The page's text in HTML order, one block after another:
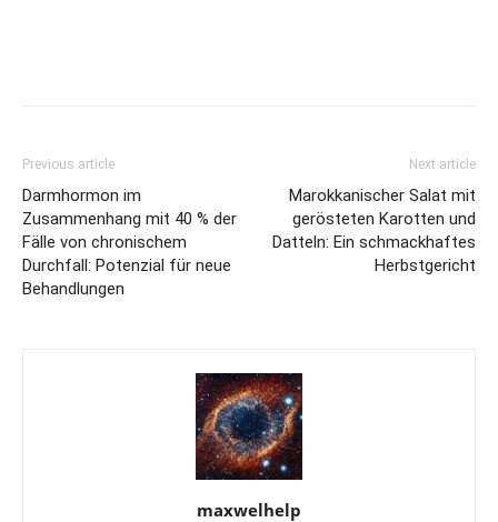
Previous article
Darmhormon im
Zusammenhang mit 40 % der
Fälle von chronischem
Durchfall: Potenzial für neue
Behandlungen
Next article
Marokkanischer Salat mit
gerösteten Karotten und
Datteln: Ein schmackhaftes
Herbstgericht
maxwelhelp